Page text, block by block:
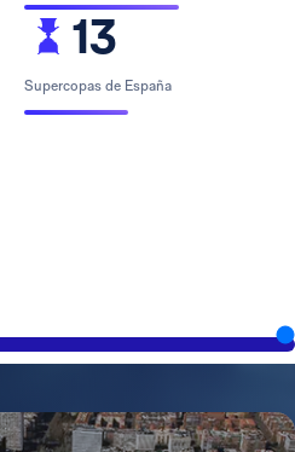
13
Supercopas de España